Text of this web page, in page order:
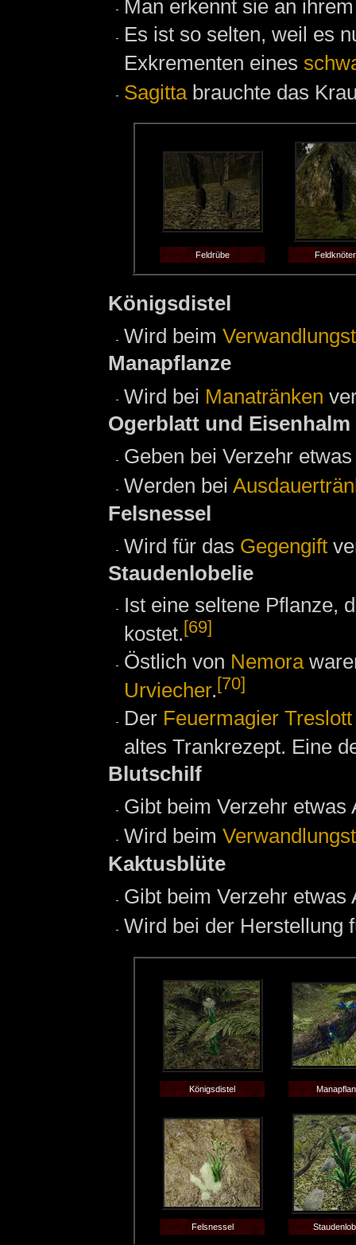
Man erkennt sie an
Es ist so selten, weil es
Exkrementen eines
Sagittabrauchte das
Feldrübe
Königsdistel
Wird beim
Manapflanze
Wird bei Manatränken
Ogerblatt und Eisenhalm
Geben bei Verzehr etwas
Werden bei
Felsnessel
Wird für das Gegengift
Staudenlobelie
Ist eine seltene Pflanze,
kostet.[69]
Östlich von Nemora
Urviecher.[70]
Der Feuermagier Treslott
altes Trankrezept. Eine
Blutschilf
Gibt beim Verzehr etwas
Wird beim
Kaktusblüte
Gibt beim Verzehr etwas
Wird bei der Herstellung
Königsdistel
Felsnessel